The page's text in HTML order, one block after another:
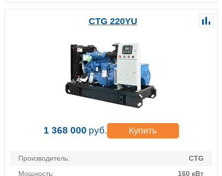
CTG 220YU
1 368 000 руб. Купить
Производитель:
CTG
Мощность:
160 кВт